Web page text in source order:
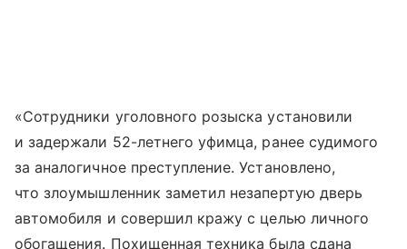
«Сотрудники уголовного розыска установили
и задержали 52-летнего уфимца, ранее судимого
за аналогичное преступление. Установлено,
что злоумышленник заметил незапертую дверь
автомобиля и совершил кражу с целью личного
обогащения. Похищенная техника была сдана